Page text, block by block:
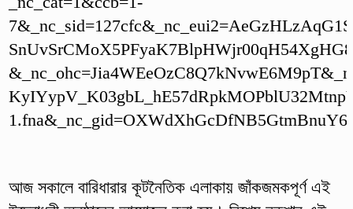
আজ সকালে বারিধারার কূটনৈতিক এলাকায় জাঁকজমকপূর্ণ এই